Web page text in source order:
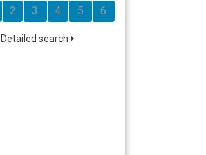
2 3 4 5 6
Detailed search